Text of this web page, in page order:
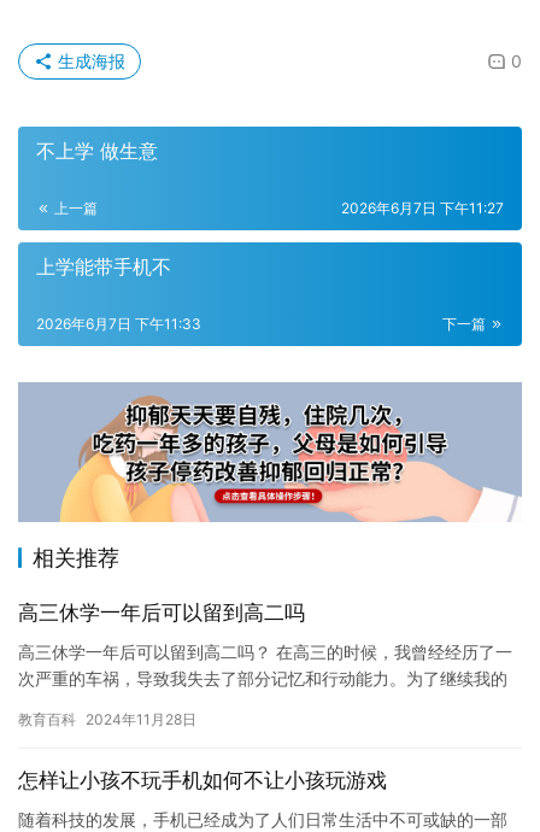
0
生成海报
不上学 做生意
上一篇 2026年6月7日 下午11:27
上学能带手机不
下一篇
2026年6月7日 下午11:33
相关推荐
高三休学一年后可以留到高二吗
高三休学一年后可以留到高二吗？ 在高三的时候，我曾经经历了一
次严重的车祸，导致我失去了部分记忆和行动能力。为了继续我的
战，…
教育百科 2024年11月28日
怎样让小孩不玩手机如何不让小孩玩游戏
随着科技的发展，手机已经成为了人们日常生活中不可或缺的一部